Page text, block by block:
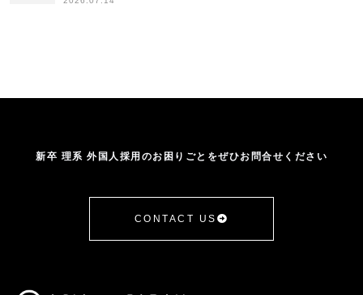
新卒 理系 外国人採用のお困りごとをぜひお問合せください
CONTACT US